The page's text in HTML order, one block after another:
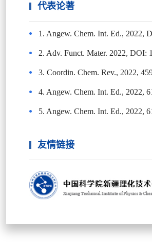
代表论著
1. Angew. Chem. Int. Ed., 2022,
2. Adv. Funct. Mater. 2022, DOI:
3. Coordin. Chem. Rev., 2022,
4. Angew. Chem. Int. Ed., 2022,
5. Angew. Chem. Int. Ed., 2022,
友情链接